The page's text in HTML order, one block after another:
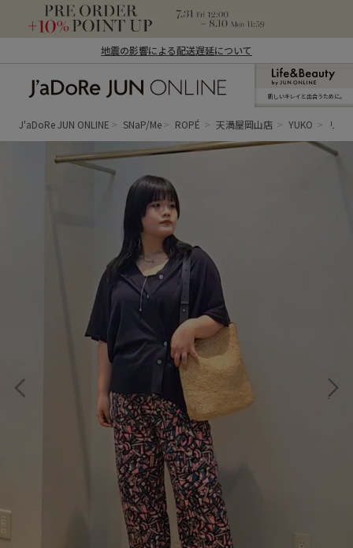
地震の影響による配送遅延について
ン オンライン）
新しいキレイと出合うために。
J'aDoRe JUN ONLINE SNaP/Me ROPÉ 天満屋岡山店 YUKO リバ